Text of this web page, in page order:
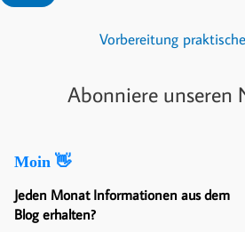
Vorbereitung
Abonniere unseren
Moin 👋
Jeden Monat Informationen aus dem
Blog erhalten?